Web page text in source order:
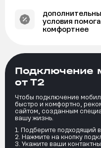
Подключение
от Т2
Чтобы подключение
быстро и комфортно,
сайтом, созданным
вашу жизнь.
Подберите подходящий
Нажмите на кнопку
Укажите ваши
условия
комфортнее